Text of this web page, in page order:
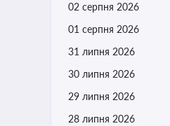
02 серпня 2026
01 серпня 2026
31 липня 2026
30 липня 2026
29 липня 2026
28 липня 2026